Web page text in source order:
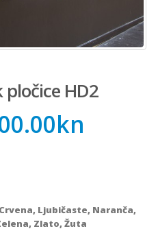
pločice HD2
kn
Ljubičaste, Naranča,
Zlato, Žuta